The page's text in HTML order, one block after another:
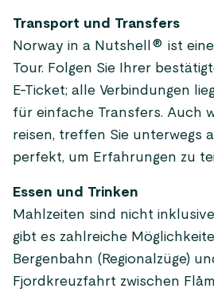
Transport und Transfers
Norway in a Nutshell® ist
Tour. Folgen Sie Ihrer
E-Ticket; alle Verbindungen
für einfache Transfers. Auch
reisen, treffen Sie unterwegs
perfekt, um Erfahrungen zu
Essen und Trinken
Mahlzeiten sind nicht
gibt es zahlreiche
Bergenbahn (Regionalzüge)
Fjordkreuzfahrt zwischen